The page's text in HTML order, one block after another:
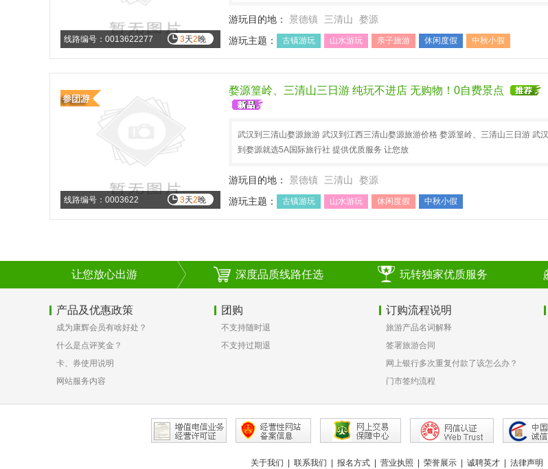
3天2晚
线路编号：0013622277
游玩目的地： 景德镇 三清山
婺源
游玩主题：
古镇游玩 山水游玩 亲子旅游 休闲度假
中秋小假
3天2晚
线路编号：0003622
婺源篁岭、三清山三日游 纯玩不进店 无购物！0自费景点
武汉到三清山婺源旅游 武汉到江西三清山婺源旅游价格 婺源篁岭、三清山三日游 武汉
到婺源就选5A国际旅行社 提供优质服务 让您放
游玩目的地： 景德镇 三清山
婺源
游玩主题：
古镇游玩 山水游玩 休闲度假 中秋小假
让您放心出游 深度品质线路任选 玩转独家优质服务
产品及优惠政策
成为康辉会员有啥好处？
什么是点评奖金？
卡、券使用说明
网站服务内容
团购
不支持随时退
不支持过期退
订购流程说明
旅游产品名词解释
签署旅游合同
网上银行多次重复付款了该怎么办？
门市签约流程
关于我们 联系我们 报名方式 营业执照 荣誉展示 诚聘英才 法律声明